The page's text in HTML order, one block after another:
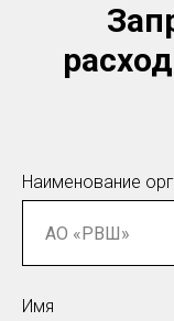
Наименование
Имя